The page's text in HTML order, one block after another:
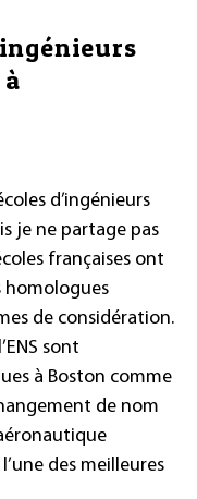
d’ingénieurs
je ne partage pas
françaises ont
homologues
de considération.
sont
à Boston comme
de nom
des meilleures